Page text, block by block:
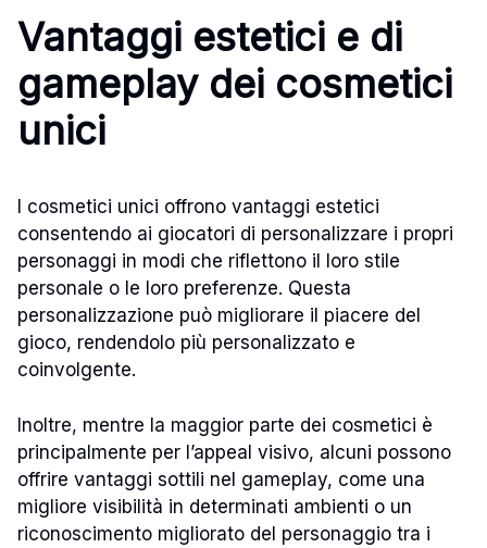
Vantaggi estetici e di
gameplay dei cosmetici
unici
I cosmetici unici offrono vantaggi estetici
consentendo ai giocatori di personalizzare i propri
personaggi in modi che riflettono il loro stile
personale o le loro preferenze. Questa
personalizzazione può migliorare il piacere del
gioco, rendendolo più personalizzato e
coinvolgente.
Inoltre, mentre la maggior parte dei cosmetici è
principalmente per l’appeal visivo, alcuni possono
offrire vantaggi sottili nel gameplay, come una
migliore visibilità in determinati ambienti o un
riconoscimento migliorato del personaggio tra i